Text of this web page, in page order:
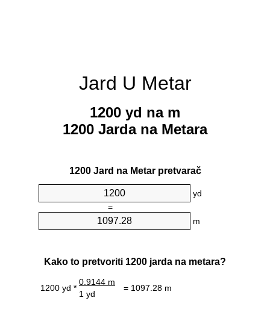
Jard U Metar
1200 yd na m
1200 Jarda na Metara
1200 Jard na Metar pretvarač
yd
=
m
Kako to pretvoriti 1200 jarda na metara?
1200 yd *
0.9144 m
= 1097.28 m
1 yd